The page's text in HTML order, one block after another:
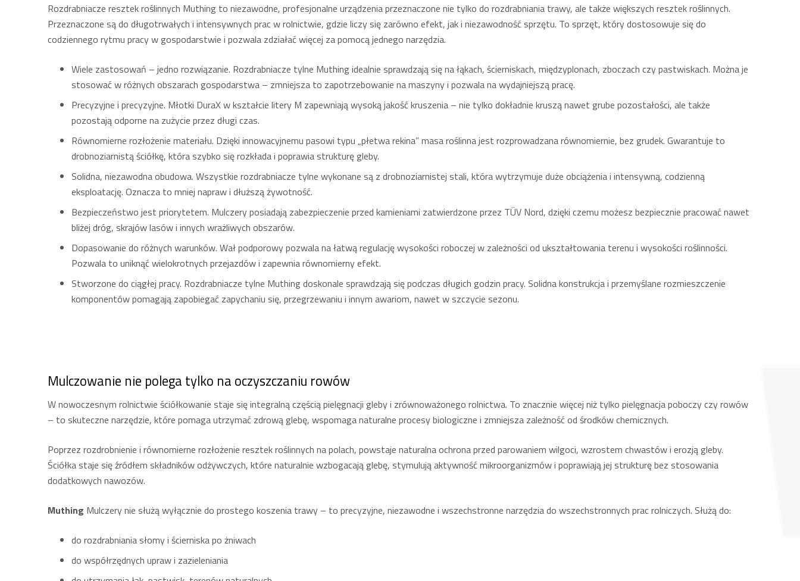
Rozdrabniacze resztek roślinnych Muthing to niezawodne, profesjonalne urządzenia przeznaczone nie tylko do rozdrabniania trawy, ale także większych resztek roślinnych.
Przeznaczone są do długotrwałych i intensywnych prac w rolnictwie, gdzie liczy się zarówno efekt, jak i niezawodność sprzętu. To sprzęt, który dostosowuje się do
codziennego rytmu pracy w gospodarstwie i pozwala zdziałać więcej za pomocą jednego narzędzia.
Wiele zastosowań – jedno rozwiązanie. Rozdrabniacze tylne Muthing idealnie sprawdzają się na łąkach, ścierniskach, międzyplonach, zboczach czy pastwiskach. Można je
stosować w różnych obszarach gospodarstwa – zmniejsza to zapotrzebowanie na maszyny i pozwala na wydajniejszą pracę.
Precyzyjne i precyzyjne. Młotki DuraX w kształcie litery M zapewniają wysoką jakość kruszenia – nie tylko dokładnie kruszą nawet grube pozostałości, ale także
pozostają odporne na zużycie przez długi czas.
Równomierne rozłożenie materiału. Dzięki innowacyjnemu pasowi typu „płetwa rekina” masa roślinna jest rozprowadzana równomiernie, bez grudek. Gwarantuje to
drobnoziarnistą ściółkę, która szybko się rozkłada i poprawia strukturę gleby.
Solidna, niezawodna obudowa. Wszystkie rozdrabniacze tylne wykonane są z drobnoziarnistej stali, która wytrzymuje duże obciążenia i intensywną, codzienną
eksploatację. Oznacza to mniej napraw i dłuższą żywotność.
Bezpieczeństwo jest priorytetem. Mulczery posiadają zabezpieczenie przed kamieniami zatwierdzone przez TÜV Nord, dzięki czemu możesz bezpiecznie pracować nawet
bliżej dróg, skrajów lasów i innych wrażliwych obszarów.
Dopasowanie do różnych warunków. Wał podporowy pozwala na łatwą regulację wysokości roboczej w zależności od ukształtowania terenu i wysokości roślinności.
Pozwala to uniknąć wielokrotnych przejazdów i zapewnia równomierny efekt.
Stworzone do ciągłej pracy. Rozdrabniacze tylne Muthing doskonale sprawdzają się podczas długich godzin pracy. Solidna konstrukcja i przemyślane rozmieszczenie
komponentów pomagają zapobiegać zapychaniu się, przegrzewaniu i innym awariom, nawet w szczycie sezonu.
Mulczowanie nie polega tylko na oczyszczaniu rowów
W nowoczesnym rolnictwie ściółkowanie staje się integralną częścią pielęgnacji gleby i zrównoważonego rolnictwa. To znacznie więcej niż tylko pielęgnacja poboczy czy rowów
– to skuteczne narzędzie, które pomaga utrzymać zdrową glebę, wspomaga naturalne procesy biologiczne i zmniejsza zależność od środków chemicznych.
Poprzez rozdrobnienie i równomierne rozłożenie resztek roślinnych na polach, powstaje naturalna ochrona przed parowaniem wilgoci, wzrostem chwastów i erozją gleby.
Ściółka staje się źródłem składników odżywczych, które naturalnie wzbogacają glebę, stymulują aktywność mikroorganizmów i poprawiają jej strukturę bez stosowania
dodatkowych nawozów.
Muthing Mulczery nie służą wyłącznie do prostego koszenia trawy – to precyzyjne, niezawodne i wszechstronne narzędzia do wszechstronnych prac rolniczych. Służą do:
do rozdrabniania słomy i ścierniska po żniwach
do współrzędnych upraw i zazieleniania